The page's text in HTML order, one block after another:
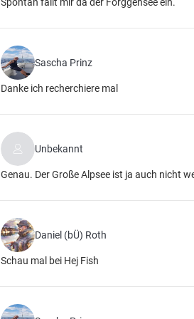
Sascha Prinz
Danke ich recherchiere mal
Unbekannt
Genau. Der Große Alpsee ist ja auch nicht
Daniel (bÜ) Roth
Schau mal bei Hej Fish